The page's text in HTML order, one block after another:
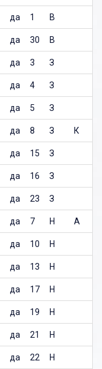
да 1 В
да 30 В
да 3 З
да 4 З
да 5 З
да 8 З К
да 15 З
да 16 З
да 23 З
да 7 Н А
да 10 Н
да 13 Н
да 17 Н
да 19 Н
да 21 Н
да 22 Н